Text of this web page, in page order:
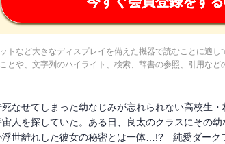
トなど大きなディスプレイを備えた機器で読むことに適し
とや、文字列のハイライト、検索、辞書の参照、引用など
なせてしまった幼なじみが忘れられない高校生・
人を探していた。ある日、良太のクラスにその
浮世離れした彼女の秘密とは一体…!? 純愛ダーク